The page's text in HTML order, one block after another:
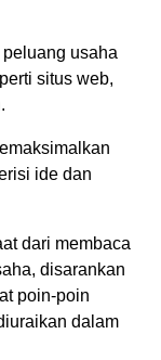
usaha
situs web,
ide dan
dari membaca
disarankan
poin-poin
dalam